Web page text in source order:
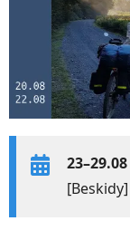
23–29.08
[Beskidy]